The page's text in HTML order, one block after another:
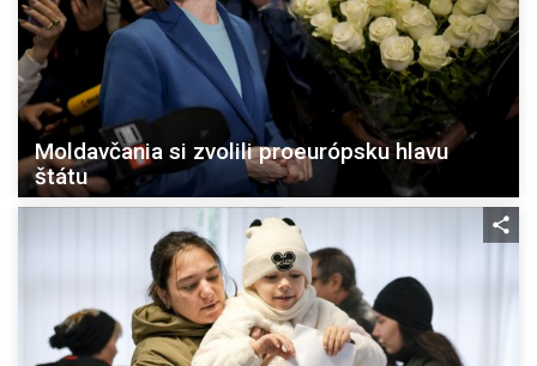
Moldavčania si zvolili proeurópsku hlavu
štátu